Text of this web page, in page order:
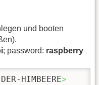
und booten
; password: raspberry
HIMBEERE>